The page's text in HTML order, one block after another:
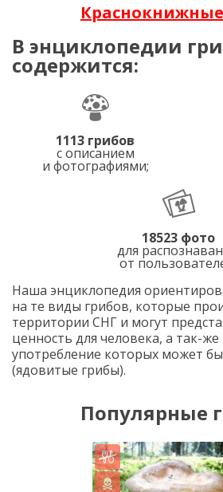
В энциклопедии
содержится:
1113 грибов
с описанием
и фотографиями;
18523 фото
для
от
Наша энциклопедия
на те виды грибов, которые
территории СНГ и могут
ценность для человека, а так-же
употребление которых может
(ядовитые грибы).
Популярные